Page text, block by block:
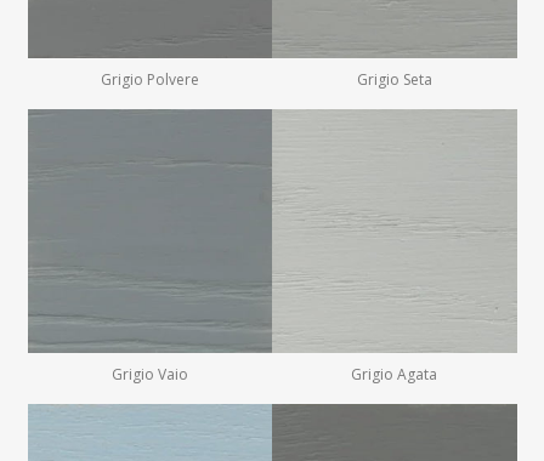
Grigio Polvere Grigio Seta
Grigio Vaio Grigio Agata